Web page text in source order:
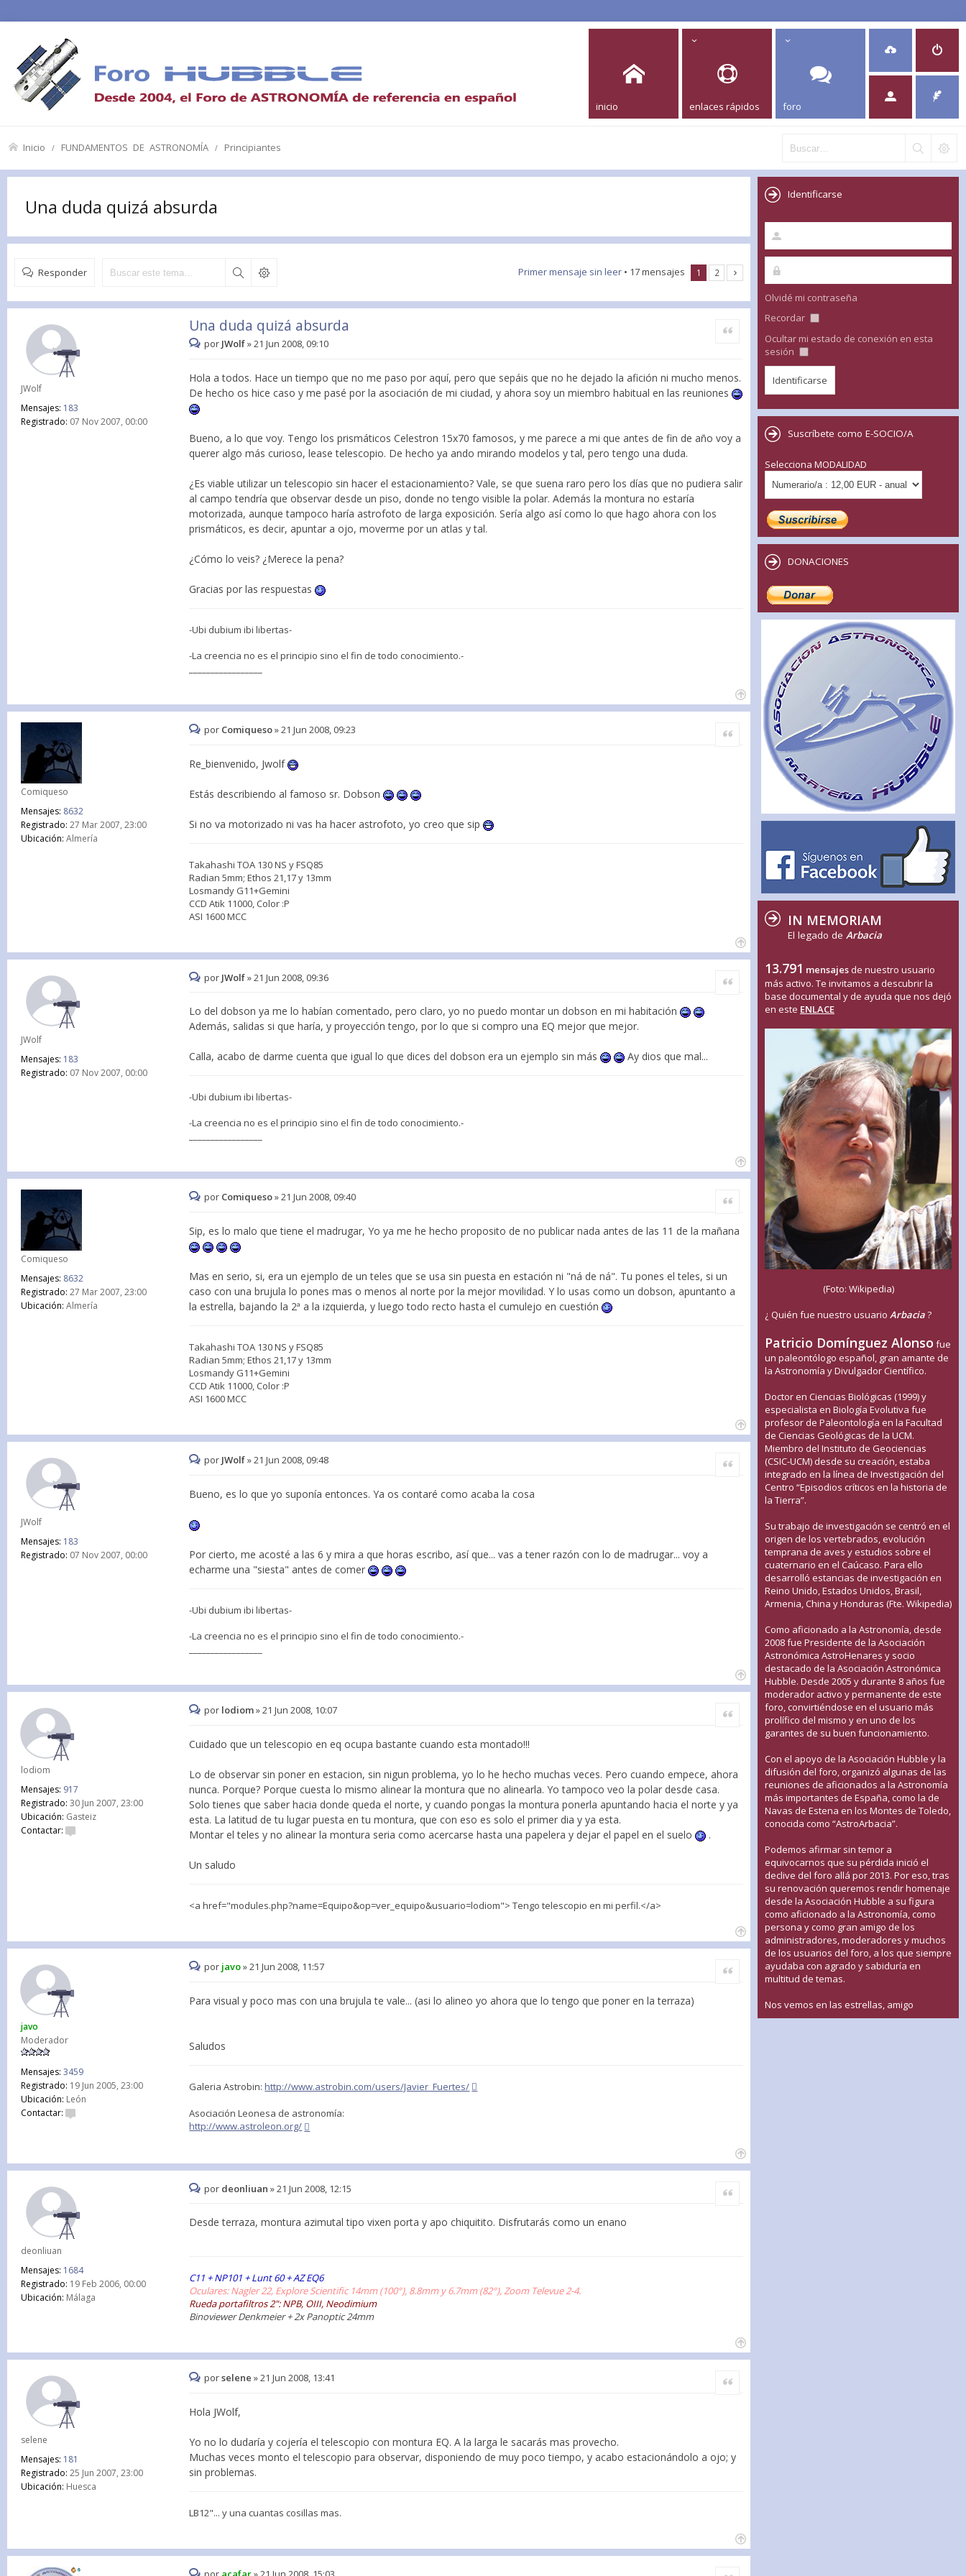
inicio enlaces rápidos foro
Inicio FUNDAMENTOS DE ASTRONOMÍA Principiantes
Una duda quizá absurda
Responder Primer mensaje sin leer • 17 mensajes 1 2
JWolf
Mensajes: 183
Registrado: 07 Nov 2007, 00:00
Una duda quizá absurda Citar
por JWolf»21 Jun 2008, 09:10
Hola a todos. Hace un tiempo que no me paso por aquí, pero que sepáis que no he dejado la afición ni mucho menos.
De hecho os hice caso y me pasé por la asociación de mi ciudad, y ahora soy un miembro habitual en las reuniones
Bueno, a lo que voy. Tengo los prismáticos Celestron 15x70 famosos, y me parece a mi que antes de fin de año voy a
querer algo más curioso, lease telescopio. De hecho ya ando mirando modelos y tal, pero tengo una duda.
¿Es viable utilizar un telescopio sin hacer el estacionamiento? Vale, se que suena raro pero los días que no pudiera salir
al campo tendría que observar desde un piso, donde no tengo visible la polar. Además la montura no estaría
motorizada, aunque tampoco haría astrofoto de larga exposición. Sería algo así como lo que hago ahora con los
prismáticos, es decir, apuntar a ojo, moverme por un atlas y tal.
¿Cómo lo veis? ¿Merece la pena?
Gracias por las respuestas
-Ubi dubium ibi libertas-
-La creencia no es el principio sino el fin de todo conocimiento.-
Comiqueso
Mensajes: 8632
Registrado: 27 Mar 2007, 23:00
Ubicación: Almería
Citar
por Comiqueso»21 Jun 2008, 09:23
Re_bienvenido, Jwolf
Estás describiendo al famoso sr. Dobson
Si no va motorizado ni vas ha hacer astrofoto, yo creo que sip
Takahashi TOA 130 NS y FSQ85
Radian 5mm; Ethos 21,17 y 13mm
Losmandy G11+Gemini
CCD Atik 11000, Color :P
ASI 1600 MCC
JWolf
Mensajes: 183
Registrado: 07 Nov 2007, 00:00
Citar
por JWolf»21 Jun 2008, 09:36
Lo del dobson ya me lo habían comentado, pero claro, yo no puedo montar un dobson en mi habitación
Además, salidas si que haría, y proyección tengo, por lo que si compro una EQ mejor que mejor.
Calla, acabo de darme cuenta que igual lo que dices del dobson era un ejemplo sin más Ay dios que mal...
-Ubi dubium ibi libertas-
-La creencia no es el principio sino el fin de todo conocimiento.-
Comiqueso
Mensajes: 8632
Registrado: 27 Mar 2007, 23:00
Ubicación: Almería
Citar
por Comiqueso»21 Jun 2008, 09:40
Sip, es lo malo que tiene el madrugar, Yo ya me he hecho proposito de no publicar nada antes de las 11 de la mañana
Mas en serio, si, era un ejemplo de un teles que se usa sin puesta en estación ni "ná de ná". Tu pones el teles, si un
caso con una brujula lo pones mas o menos al norte por la mejor movilidad. Y lo usas como un dobson, apuntanto a
la estrella, bajando la 2ª a la izquierda, y luego todo recto hasta el cumulejo en cuestión
Takahashi TOA 130 NS y FSQ85
Radian 5mm; Ethos 21,17 y 13mm
Losmandy G11+Gemini
CCD Atik 11000, Color :P
ASI 1600 MCC
JWolf
Mensajes: 183
Registrado: 07 Nov 2007, 00:00
Citar
por JWolf»21 Jun 2008, 09:48
Bueno, es lo que yo suponía entonces. Ya os contaré como acaba la cosa
Por cierto, me acosté a las 6 y mira a que horas escribo, así que... vas a tener razón con lo de madrugar... voy a
echarme una "siesta" antes de comer
-Ubi dubium ibi libertas-
-La creencia no es el principio sino el fin de todo conocimiento.-
lodiom
Mensajes: 917
Registrado: 30 Jun 2007, 23:00
Ubicación: Gasteiz
Contactar:
Citar
por lodiom»21 Jun 2008, 10:07
Cuidado que un telescopio en eq ocupa bastante cuando esta montado!!!
Lo de observar sin poner en estacion, sin nigun problema, yo lo he hecho muchas veces. Pero cuando empece, ahora
nunca. Porque? Porque cuesta lo mismo alinear la montura que no alinearla. Yo tampoco veo la polar desde casa.
Solo tienes que saber hacia donde queda el norte, y cuando pongas la montura ponerla apuntando hacia el norte y ya
esta. La latitud de tu lugar puesta en tu montura, que con eso es solo el primer dia y ya esta.
Montar el teles y no alinear la montura seria como acercarse hasta una papelera y dejar el papel en el suelo
.
Un saludo
<a href="modules.php?name=Equipo&op=ver_equipo&usuario=lodiom"> Tengo telescopio en mi perfil.</a>
javo
Moderador
Mensajes: 3459
Registrado: 19 Jun 2005, 23:00
Ubicación: León
Contactar:
Citar
por javo»21 Jun 2008, 11:57
Para visual y poco mas con una brujula te vale... (asi lo alineo yo ahora que lo tengo que poner en la terraza)
Saludos
Galeria Astrobin:http://www.astrobin.com/users/Javier_Fuertes/
Asociación Leonesa de astronomía:
http://www.astroleon.org/
deonliuan
Mensajes: 1684
Registrado: 19 Feb 2006, 00:00
Ubicación: Málaga
Citar
por deonliuan »21 Jun 2008, 12:15
Desde terraza, montura azimutal tipo vixen porta y apo chiquitito. Disfrutarás como un enano
C11 + NP101 + Lunt 60 + AZ EQ6
Oculares: Nagler 22, Explore Scientific 14mm (100°), 8.8mm y 6.7mm (82°), Zoom Televue 2-4.
Rueda portafiltros 2": NPB, OIII, Neodimium
Binoviewer Denkmeier + 2x Panoptic 24mm
selene
Mensajes: 181
Registrado: 25 Jun 2007, 23:00
Ubicación: Huesca
Citar
porselene »21 Jun 2008, 13:41
Hola JWolf,
Yo no lo dudaría y cojería el telescopio con montura EQ. A la larga le sacarás mas provecho.
Muchas veces monto el telescopio para observar, disponiendo de muy poco tiempo, y acabo estacionándolo a ojo; y
sin problemas.
LB12"... y una cuantas cosillas mas.
Citar
Identificarse
Olvidé mi contraseña
Recordar
Ocultar mi estado de conexión en esta
sesión
Suscríbete como E-SOCIO/A
Selecciona MODALIDAD
DONACIONES
IN MEMORIAM
El legado de Arbacia
13.791 mensajes de nuestro usuario
más activo. Te invitamos a descubrir la
base documental y de ayuda que nos dejó
en este ENLACE
(Foto: Wikipedia)
¿ Quién fue nuestro usuario Arbacia?
Patricio Domínguez Alonso fue
un paleontólogo español, gran amante de
la Astronomía y Divulgador Científico.
Doctor en Ciencias Biológicas (1999) y
especialista en Biología Evolutiva fue
profesor de Paleontología en la Facultad
de Ciencias Geológicas de la UCM.
Miembro del Instituto de Geociencias
(CSIC-UCM) desde su creación, estaba
integrado en la línea de Investigación del
Centro “Episodios críticos en la historia de
la Tierra”.
Su trabajo de investigación se centró en el
origen de los vertebrados, evolución
temprana de aves y estudios sobre el
cuaternario en el Caúcaso. Para ello
desarrolló estancias de investigación en
Reino Unido, Estados Unidos, Brasil,
Armenia, China y Honduras (Fte. Wikipedia)
Como aficionado a la Astronomía, desde
2008 fue Presidente de la Asociación
Astronómica AstroHenares y socio
destacado de la Asociación Astronómica
Hubble. Desde 2005 y durante 8 años fue
moderador activo y permanente de este
foro, convirtiéndose en el usuario más
prolífico del mismo y en uno de los
garantes de su buen funcionamiento.
Con el apoyo de la Asociación Hubble y la
difusión del foro, organizó algunas de las
reuniones de aficionados a la Astronomía
más importantes de España, como la de
Navas de Estena en los Montes de Toledo,
conocida como “AstroArbacia”.
Podemos afirmar sin temor a
equivocarnos que su pérdida inició el
declive del foro allá por 2013. Por eso, tras
su renovación queremos rendir homenaje
desde la Asociación Hubble a su figura
como aficionado a la Astronomía, como
persona y como gran amigo de los
administradores, moderadores y muchos
de los usuarios del foro, a los que siempre
ayudaba con agrado y sabiduría en
multitud de temas.
Nos vemos en las estrellas, amigo